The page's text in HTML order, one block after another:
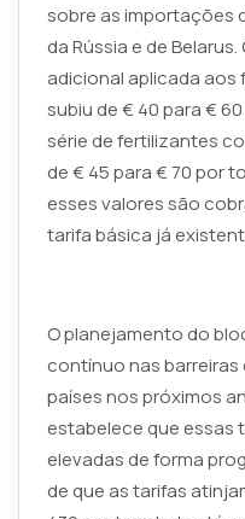
sobre as importações
da Rússia e de
adicional aplicada
subiu de € 40 para €
série de fertilizantes
de € 45 para € 70 por
esses valores são
tarifa básica já
O planejamento do
contínuo nas
países nos próximos
estabelece que essas
elevadas de forma
de que as tarifas